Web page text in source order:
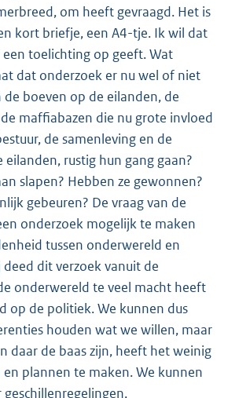
om heeft gevraagd. Het is
kort briefje, een A4-tje. Ik wil dat
toelichting op geeft. Wat
dat onderzoek er nu wel of niet
boeven op de eilanden, de
maffiabazen die nu grote invloed
de samenleving en de
rustig hun gang gaan?
slapen? Hebben ze gewonnen?
gebeuren? De vraag van de
onderzoek mogelijk te maken
tussen onderwereld en
dit verzoek vanuit de
onderwereld te veel macht heeft
op de politiek. We kunnen dus
houden wat we willen, maar
daar de baas zijn, heeft het weinig
plannen te maken. We kunnen